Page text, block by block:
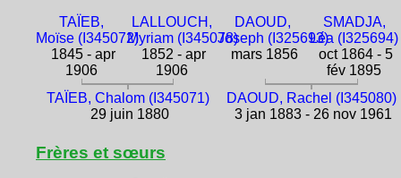
TAÏEB,
Moïse (I345072)
1845 - apr
1906
LALLOUCH,
Myriam (I345078)
1852 - apr
1906
DAOUD,
Joseph (I325693)
mars 1856
SMADJA,
Léa (I325694)
oct 1864 - 5
fév 1895
TAÏEB, Chalom (I345071)
29 juin 1880
DAOUD, Rachel (I345080)
3 jan 1883 - 26 nov 1961
Frères et sœurs